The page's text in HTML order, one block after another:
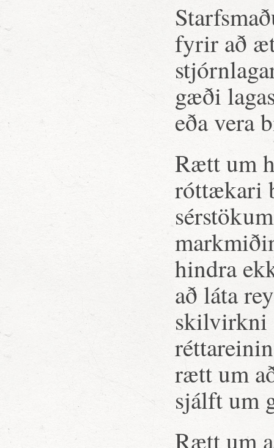
fyrir að
gæði
eða vera
Rætt um
róttækari
hindra
að láta
skilvirkni
rætt um
sjálft um
Rætt um